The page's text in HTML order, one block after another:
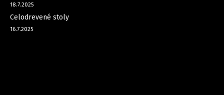
18.7.2025
Celodrevené stoly
16.7.2025